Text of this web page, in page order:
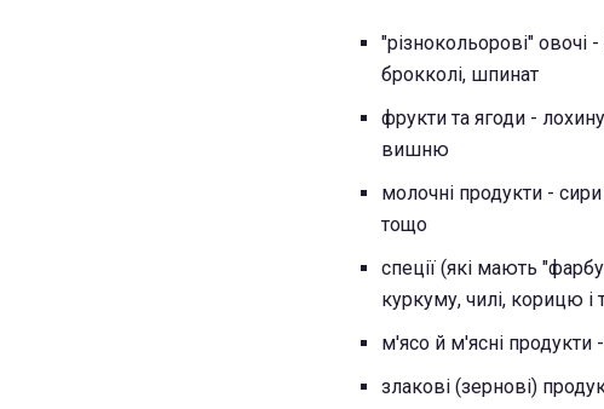
"різнокольорові" овочі
брокколі, шпинат
фрукти та ягоди -
вишню
молочні продукти -
тощо
спеції (які мають
куркуму, чилі, корицю і
м'ясо й м'ясні продукти
злакові (зернові)